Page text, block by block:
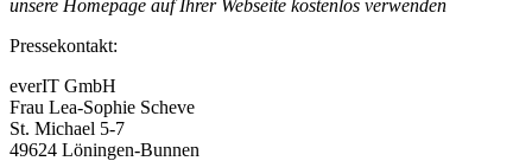
unsere Homepage auf Ihrer Webseite kostenlos verwenden
Pressekontakt:
everIT GmbH
Frau Lea-Sophie Scheve
St. Michael 5-7
49624 Löningen-Bunnen